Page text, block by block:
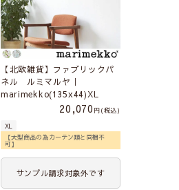
【北欧雑貨】ファブリックパ
ネル ルミマルヤ｜
marimekko(135x44)XL
20,070
税込
XL
【大型商品の為カーテン類と同梱不
可】
サンプル請求対象外です